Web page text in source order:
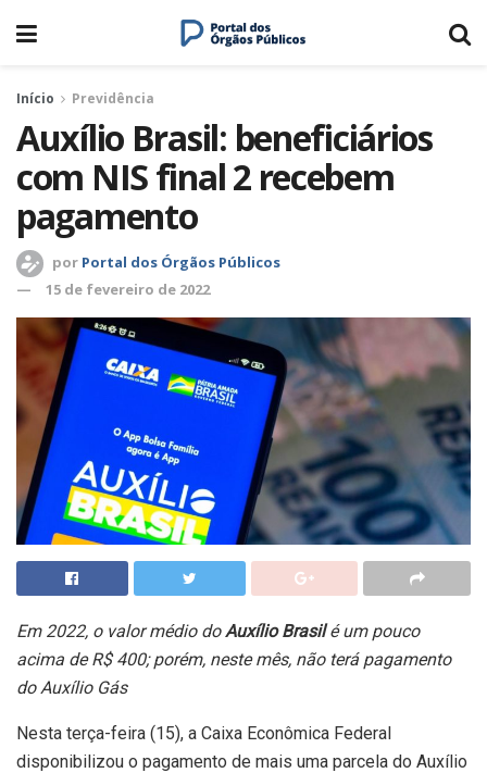
Início Previdência
Auxílio Brasil: beneficiários
com NIS final 2 recebem
pagamento
por Portal dos Órgãos Públicos
15 de fevereiro de 2022
Em 2022, o valor médio doAuxílio Brasilé um pouco
acima de R$ 400; porém, neste mês, não terá pagamento
do Auxílio Gás
Nesta terça-feira (15), a Caixa Econômica Federal
disponibilizou o pagamento de mais uma parcela do Auxílio